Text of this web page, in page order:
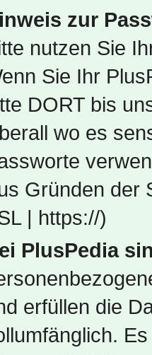
zur
nutzen Sie
Sie Ihr
DORT bis
wo es
Gründen der
| https://)
PlusPedia
erfüllen die